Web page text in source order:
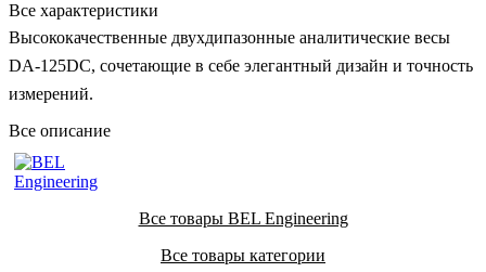
Все характеристики
Высококачественные двухдипазонные аналитические весы
DA-125DC, сочетающие в себе элегантный дизайн и точность
измерений.
Все описание
Все товары BEL Engineering
Все товары категории